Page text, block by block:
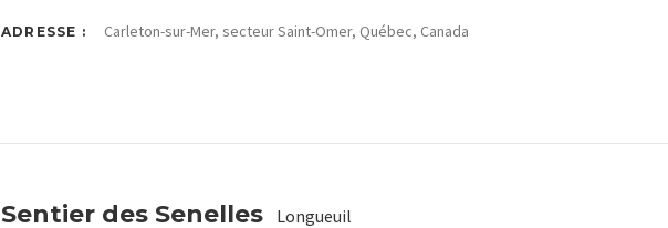
ADRESSE : Carleton-sur-Mer, secteur Saint-Omer, Québec, Canada
Sentier des Senelles Longueuil